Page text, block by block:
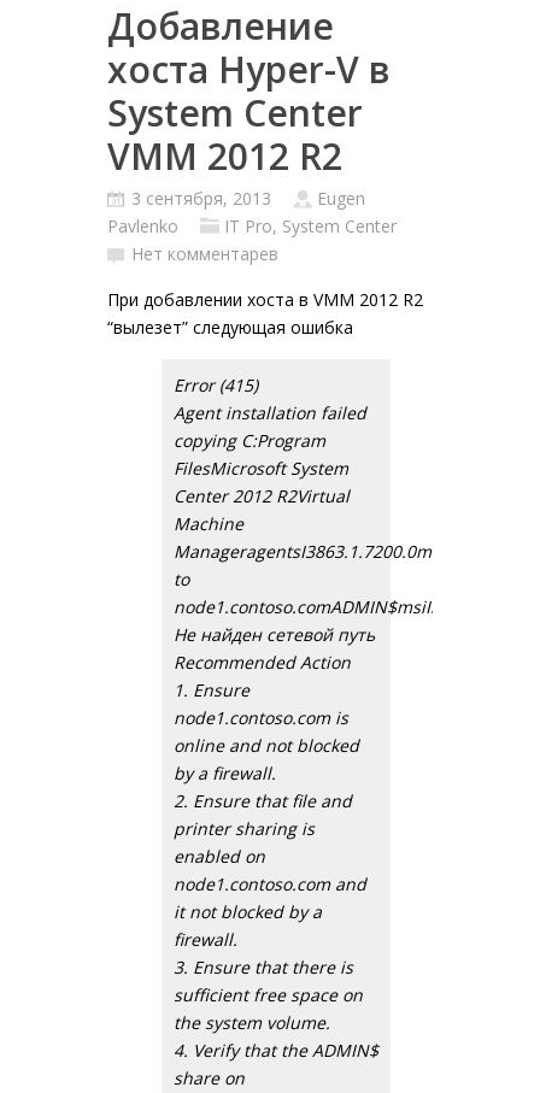
Добавление
хоста Hyper-V в
System Center
VMM 2012 R2
3 сентября, 2013
Eugen
Pavlenko
IT Pro, System Center
Нет комментарев
При добавлении хоста в VMM 2012 R2
“вылезет” следующая ошибка
Error (415)
Agent installation failed
copying C:Program
FilesMicrosoft System
Center 2012 R2Virtual
Machine
to
node1.contoso.comADMIN$msiInstaller.exe.
Не найден сетевой путь
Recommended Action
1. Ensure
node1.contoso.com is
online and not blocked
by a firewall.
2. Ensure that file and
printer sharing is
enabled on
node1.contoso.com and
it not blocked by a
firewall.
3. Ensure that there is
sufficient free space on
the system volume.
4. Verify that the ADMIN$
share on